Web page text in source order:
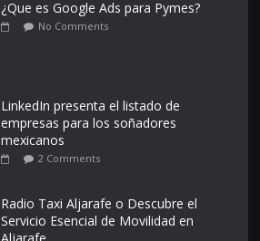
¿Que es Google Ads para Pymes?
No Comments
LinkedIn presenta el listado de
empresas para los soñadores
mexicanos
2 Comments
Radio Taxi Aljarafe o Descubre el
Servicio Esencial de Movilidad en
Aljarafe